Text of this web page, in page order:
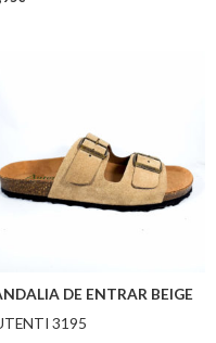
DE ENTRAR BEIGE
3195